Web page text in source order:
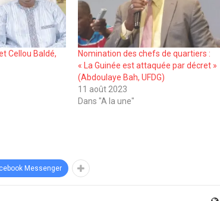
Cellou Baldé,
Nomination des chefs de quartiers :
« La Guinée est attaquée par décret »
(Abdoulaye Bah, UFDG)
11 août 2023
Dans "A la une"
Messenger